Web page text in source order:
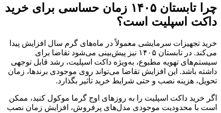
چرا تابستان ۱۴۰۵ زمان حساسی برای خرید
داکت اسپلیت است؟
خرید تجهیزات سرمایشی معمولاً در ماه‌های گرم سال افزایش پیدا
می‌کند. در تابستان ۱۴۰۵ نیز پیش‌بینی می‌شود تقاضا برای
سیستم‌های تهویه مطبوع، به‌ویژه داکت اسپلیت، رشد قابل توجهی
داشته باشد. این افزایش تقاضا می‌تواند روی موجودی برندها، زمان
تحویل، هزینه نصب و حتی شرایط خرید تأثیر بگذارد.
اگر خرید داکت اسپلیت را به روزهای اوج گرما موکول کنید، ممکن
است با محدودیت موجودی مدل‌های پرفروش، افزایش زمان نصب